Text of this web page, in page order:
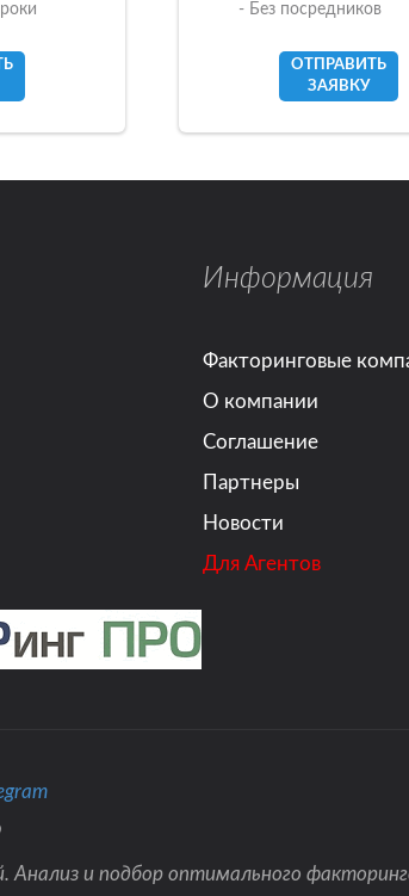
- Без посредников
ОТПРАВИТЬ
ЗАЯВКУ
Информация
Факторинговые
О компании
Соглашение
Партнеры
Новости
Для Агентов
и подбор оптимального